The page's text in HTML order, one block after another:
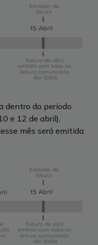
dentro do período
e 12 de abril),
mês será emitida